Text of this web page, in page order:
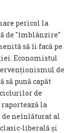
pericol la
de "îmblânzire"
să îi facă pe
Economistul
de
să pună capăt
de
raportează la
de neînlăturat al
liberală și